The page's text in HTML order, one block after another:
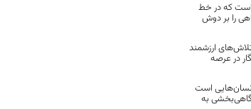
است که در خط
را بر دوش
ارزشمند
در عرصه
است
به